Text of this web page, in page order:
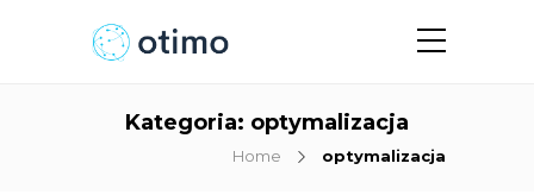
Kategoria: optymalizacja
Home optymalizacja